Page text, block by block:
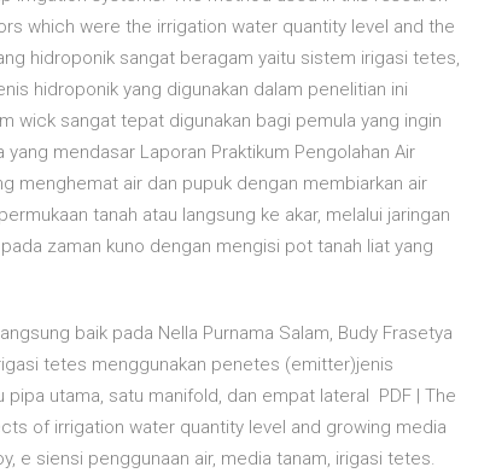
which were the irrigation water quantity level and the
hidroponik sangat beragam yaitu sistem irigasi tetes,
hidroponik yang digunakan dalam penelitian ini
wick sangat tepat digunakan bagi pemula yang ingin
mendasar Laporan Praktikum Pengolahan Air
menghemat air dan pupuk dengan membiarkan air
tanah atau langsung ke akar, melalui jaringan
zaman kuno dengan mengisi pot tanah liat yang
baik pada Nella Purnama Salam, Budy Frasetya
tetes menggunakan penetes (emitter)jenis
utama, satu manifold, dan empat lateral PDF | The
of irrigation water quantity level and growing media
e siensi penggunaan air, media tanam, irigasi tetes.